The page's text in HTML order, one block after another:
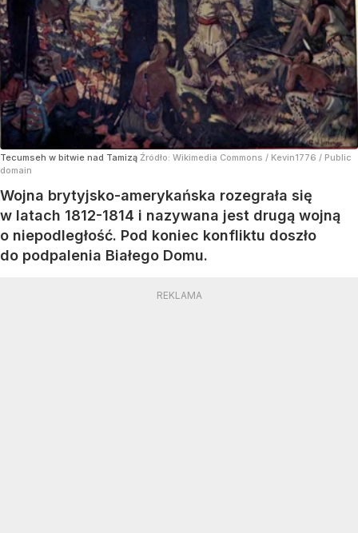
Tecumseh w bitwie nad Tamizą Źródło: Wikimedia Commons / Kevin1776 / Public
domain
Wojna brytyjsko-amerykańska rozegrała się
w latach 1812-1814 i nazywana jest drugą wojną
o niepodległość. Pod koniec konfliktu doszło
do podpalenia Białego Domu.